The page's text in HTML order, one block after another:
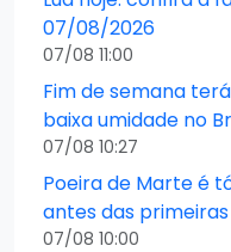
07/08/2026
07/08 11:00
Fim de semana
baixa umidade no
07/08 10:27
Poeira de Marte é
antes das
07/08 10:00